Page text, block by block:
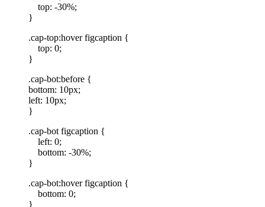
top: -30%;
}
.cap-top:hover figcaption {
top: 0;
}
.cap-bot:before {
bottom: 10px;
left: 10px;
}
.cap-bot figcaption {
left: 0;
bottom: -30%;
}
.cap-bot:hover figcaption {
bottom: 0;
}